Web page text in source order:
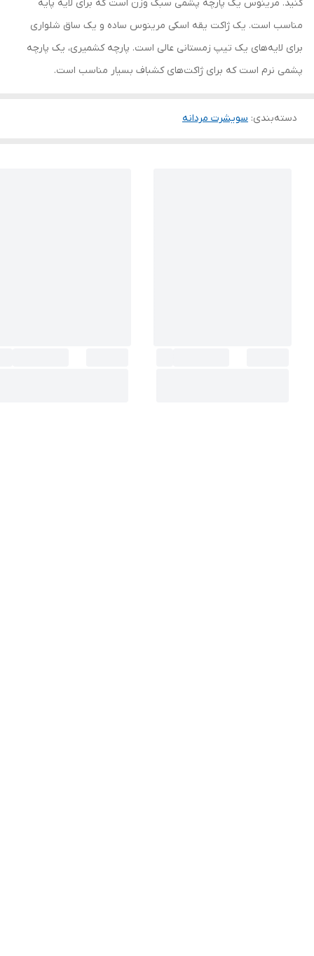
کنید. مرینوس یک پارچه پشمی سبک وزن است که برای لایه پایه
مناسب است. یک ژاکت یقه اسکی مرینوس ساده و یک ساق شلواری
برای لایه‌های یک تیپ زمستانی عالی است. پارچه کشمیری، یک پارچه
پشمی نرم است که برای ژاکت‌های کشباف بسیار مناسب است.
دسته‌بندی: سویشرت مردانه